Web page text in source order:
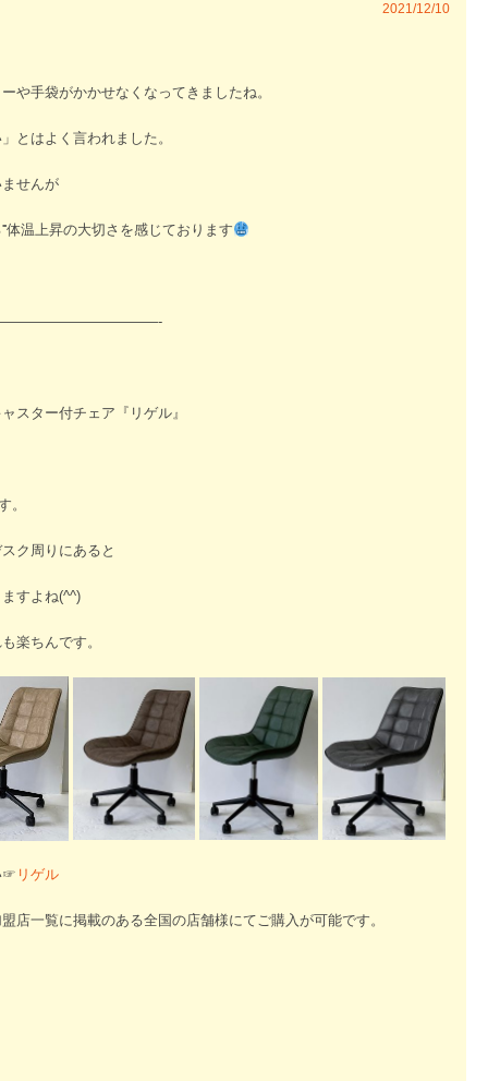
2021/12/10
や手袋がかかせなくなってきましたね。
とはよく言われました。
せんが
体温上昇の大切さを感じております
スター付チェア『リゲル』
。
ク周りにあると
すよね(^^)
楽ちんです。
☞ リゲル
店一覧に掲載のある全国の店舗様にてご購入が可能です。